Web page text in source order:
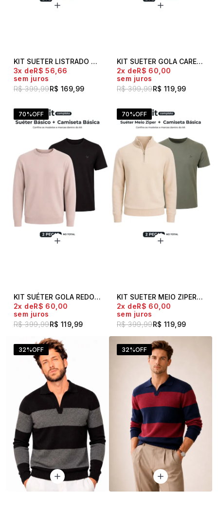
KIT SUETER LISTRADO POLO LIVE + CAMISETA POLO LIVE
R$ 399,99R$ 169,99
3x
R$ 56,66
sem juros
KIT SUETER GOLA CARECA POLO LIVE + CAMISETA POLO LIVE
R$ 399,99R$ 119,99
2x
R$ 60,00
sem juros
70%OFF
KIT SUÉTER GOLA REDONDA + CAMISETA POLO LIVE
R$ 399,99R$ 119,99
2x
R$ 60,00
sem juros
70%OFF
KIT SUETER MEIO ZIPER + CAMISETA POLO LIVE
R$ 399,99R$ 119,99
2x
R$ 60,00
sem juros
32%OFF 32%OFF